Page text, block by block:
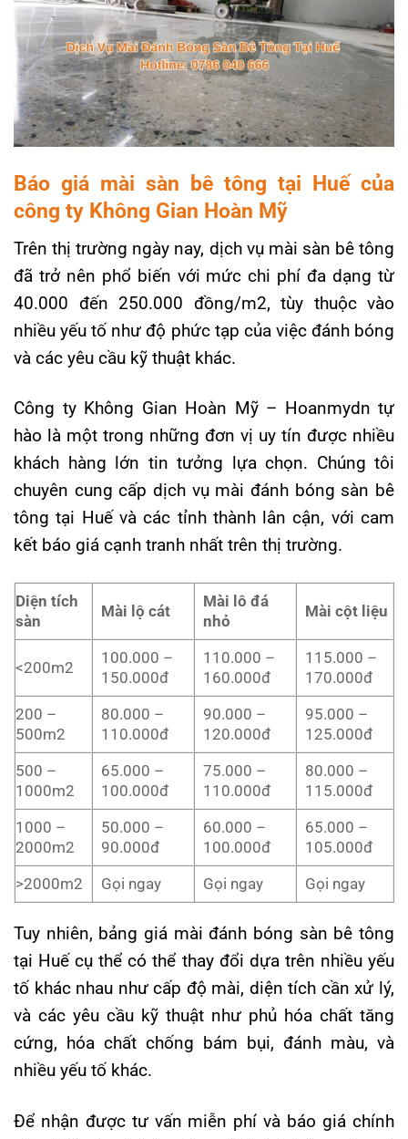
Báo giá mài sàn bê tông tại Huế của
công ty Không Gian Hoàn Mỹ
Trên thị trường ngày nay, dịch vụ mài sàn bê tông
đã trở nên phổ biến với mức chi phí đa dạng từ
40.000 đến 250.000 đồng/m2, tùy thuộc vào
nhiều yếu tố như độ phức tạp của việc đánh bóng
và các yêu cầu kỹ thuật khác.
Công ty Không Gian Hoàn Mỹ – Hoanmydn tự
hào là một trong những đơn vị uy tín được nhiều
khách hàng lớn tin tưởng lựa chọn. Chúng tôi
chuyên cung cấp dịch vụ mài đánh bóng sàn bê
tông tại Huế và các tỉnh thành lân cận, với cam
kết báo giá cạnh tranh nhất trên thị trường.
Diện tích
sàn
Mài lộ cát
Mài lô đá
nhỏ
Mài cột liệu
<200m2
100.000 –
150.000đ
110.000 –
160.000đ
115.000 –
170.000đ
200 –
500m2
80.000 –
110.000đ
90.000 –
120.000đ
95.000 –
125.000đ
500 –
1000m2
65.000 –
100.000đ
75.000 –
110.000đ
80.000 –
115.000đ
1000 –
2000m2
50.000 –
90.000đ
60.000 –
100.000đ
65.000 –
105.000đ
>2000m2
Gọi ngay Gọi ngay Gọi ngay
Tuy nhiên, bảng giá mài đánh bóng sàn bê tông
tại Huế cụ thể có thể thay đổi dựa trên nhiều yếu
tố khác nhau như cấp độ mài, diện tích cần xử lý,
và các yêu cầu kỹ thuật như phủ hóa chất tăng
cứng, hóa chất chống bám bụi, đánh màu, và
nhiều yếu tố khác.
Để nhận được tư vấn miễn phí và báo giá chính